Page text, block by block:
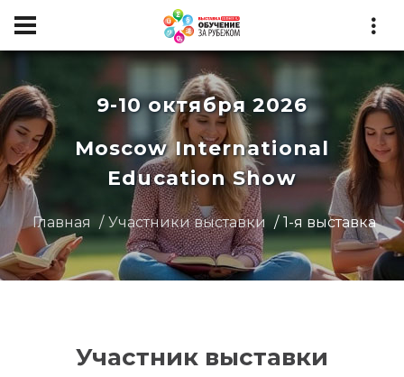
9-10 октября 2026
Moscow International
Education Show
Главная Участники выставки 1-я выставка
Участник выставки